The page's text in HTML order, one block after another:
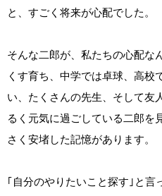
と、すごく将来が心配でした。
そんな二郎が、私たちの心配な
くす育ち、中学では卓球、高校
い、たくさんの先生、そして友
るく元気に過ごしている二郎を
さく安堵した記憶があります。
｢自分のやりたいこと探す｣と言